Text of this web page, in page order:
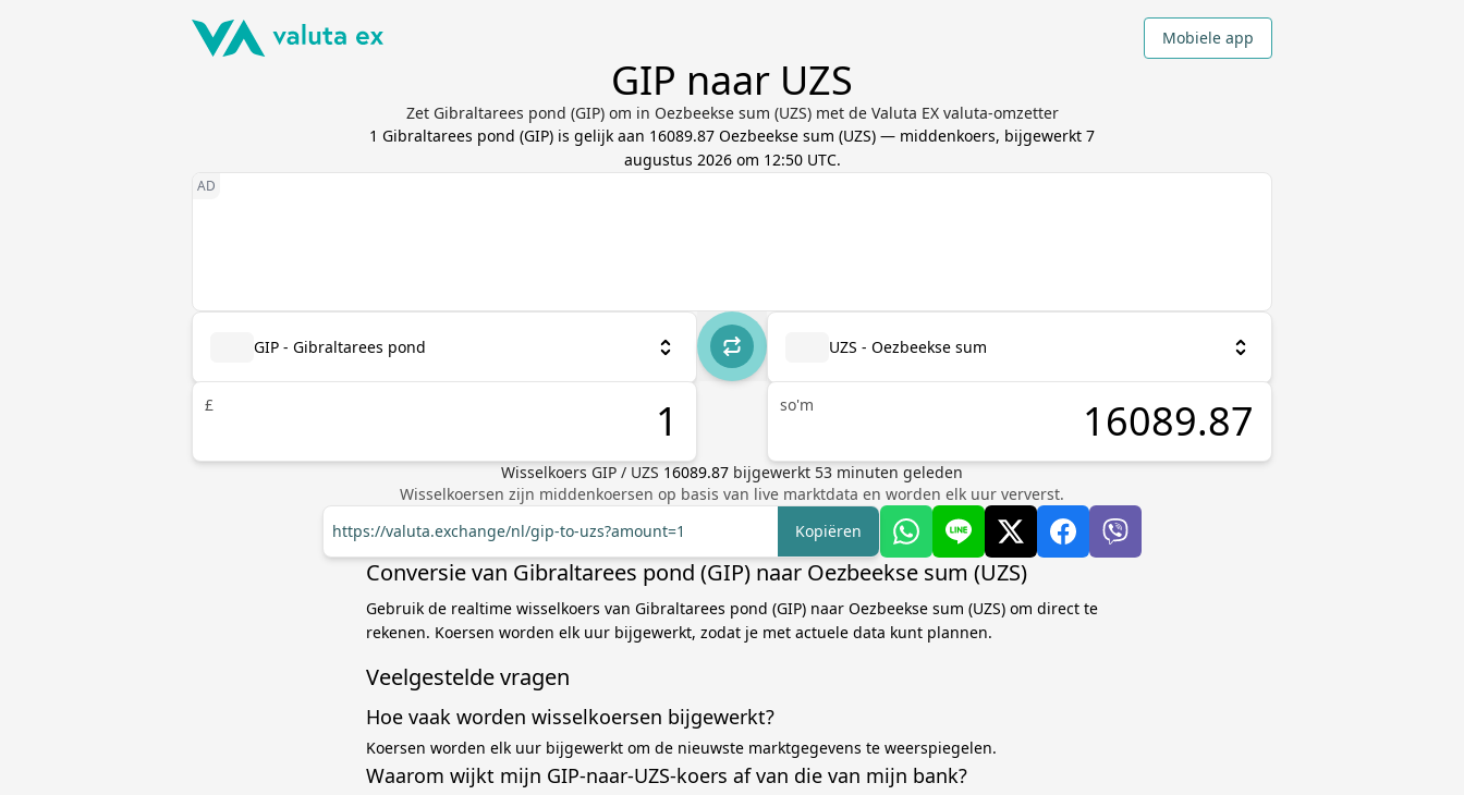
Mobiele app
GIP naar UZS
Zet Gibraltarees pond (GIP) om in Oezbeekse sum (UZS) met de Valuta EX valuta-omzetter
1 Gibraltarees pond (GIP) is gelijk aan 16089.87 Oezbeekse sum (UZS) — middenkoers, bijgewerkt 7
augustus 2026 om 12:50 UTC.
GIP - Gibraltarees pond
£
UZS - Oezbeekse sum
so'm
Wisselkoers GIP / UZS 16089.87 bijgewerkt 53 minuten geleden
Wisselkoersen zijn middenkoersen op basis van live marktdata en worden elk uur ververst.
https://valuta.exchange/nl/gip-to-uzs?amount=1
Kopiëren
Conversie van Gibraltarees pond (GIP) naar Oezbeekse sum (UZS)
Gebruik de realtime wisselkoers van Gibraltarees pond (GIP) naar Oezbeekse sum (UZS) om direct te
rekenen. Koersen worden elk uur bijgewerkt, zodat je met actuele data kunt plannen.
Veelgestelde vragen
Hoe vaak worden wisselkoersen bijgewerkt?
Koersen worden elk uur bijgewerkt om de nieuwste marktgegevens te weerspiegelen.
Waarom wijkt mijn GIP-naar-UZS-koers af van die van mijn bank?